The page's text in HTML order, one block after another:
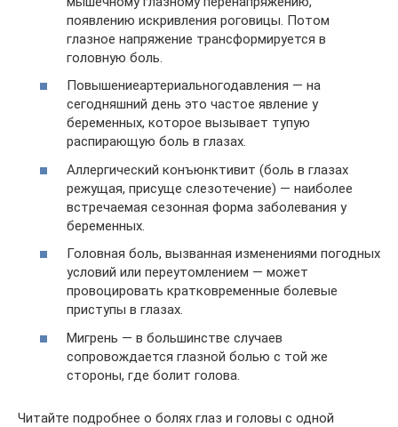
появлению искривления роговицы. Потом
глазное напряжение трансформируется в
головную боль.
Повышениеартериальногодавления — на
сегодняшний день это частое явление у
беременных, которое вызывает тупую
распирающую боль в глазах.
Аллергический конъюнктивит (боль в глазах
режущая, присуще слезотечение) — наиболее
встречаемая сезонная форма заболевания у
беременных.
Головная боль, вызванная изменениями погодных
условий или переутомлением — может
провоцировать кратковременные болевые
приступы в глазах.
Мигрень — в большинстве случаев
сопровождается глазной болью с той же
стороны, где болит голова.
Читайте подробнее о болях глаз и головы с одной